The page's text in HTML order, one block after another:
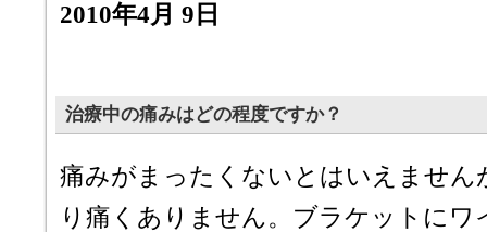
2010年4月 9日
治療中の痛みはどの程度ですか？
痛みがまったくないとはいえません
り痛くありません。ブラケットにワ